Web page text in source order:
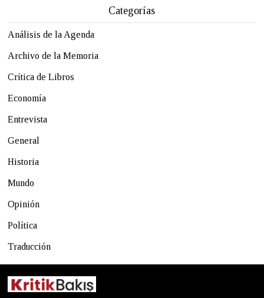
Categorías
Análisis de la Agenda
Archivo de la Memoria
Crítica de Libros
Economía
Entrevista
General
Historia
Mundo
Opinión
Política
Traducción